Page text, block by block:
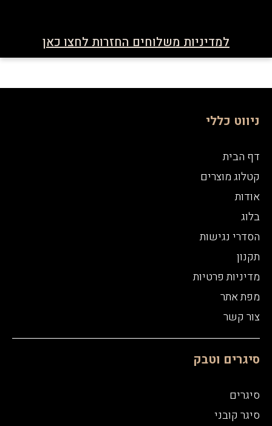
למדיניות משלוחים החזרות לחצו כאן
ניווט כללי
דף הבית
קטלוג מוצרים
אודות
בלוג
הסדרי נגישות
תקנון
מדיניות פרטיות
מפת אתר
צור קשר
סיגרים וטבק
סיגרים
סיגר קובני